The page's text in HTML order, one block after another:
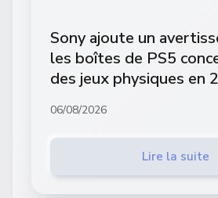
Sony ajoute un
les boîtes de PS5
des jeux physiques en
06/08/2026
Lire la suite